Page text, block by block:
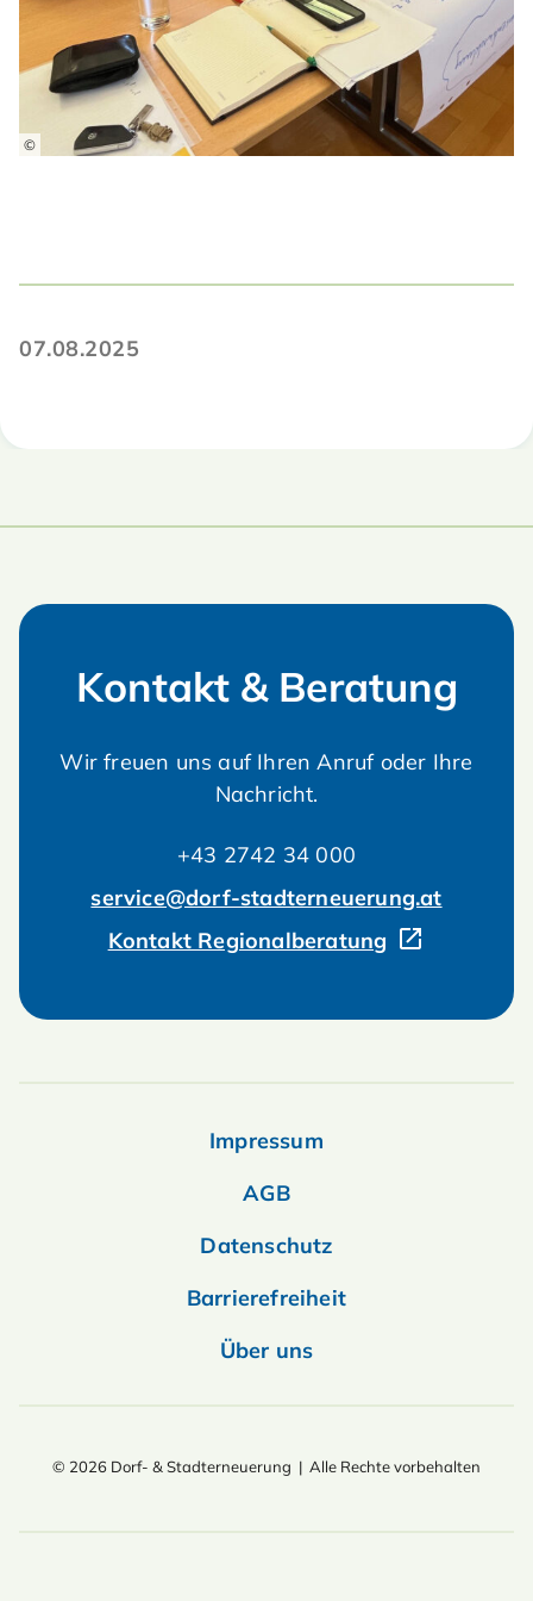
©
07.08.2025
Kontakt & Beratung
Wir freuen uns auf Ihren Anruf oder Ihre
Nachricht.
+43 2742 34 000
service@dorf-stadterneuerung.at
Kontakt Regionalberatung
Impressum
AGB
Datenschutz
Barrierefreiheit
Über uns
© 2026 Dorf- & Stadterneuerung | Alle Rechte vorbehalten